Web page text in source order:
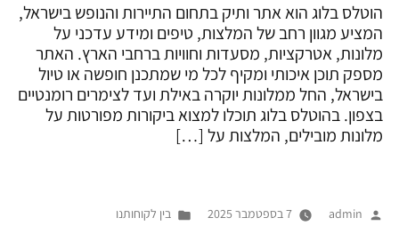
הוטלס בלוג הוא אתר ותיק בתחום התיירות והנופש בישראל,
המציע מגוון רחב של המלצות, טיפים ומידע עדכני על
מלונות, אטרקציות, מסעדות וחוויות ברחבי הארץ. האתר
מספק תוכן איכותי ומקיף לכל מי שמתכנן חופשה או טיול
בישראל, החל ממלונות יוקרה באילת ועד לצימרים רומנטיים
בצפון. בהוטלס בלוג תוכלו למצוא ביקורות מפורטות על
מלונות מובילים, המלצות על […]
פורסם
admin 7 בספטמבר 2025
Posted
בין לקוחותנו